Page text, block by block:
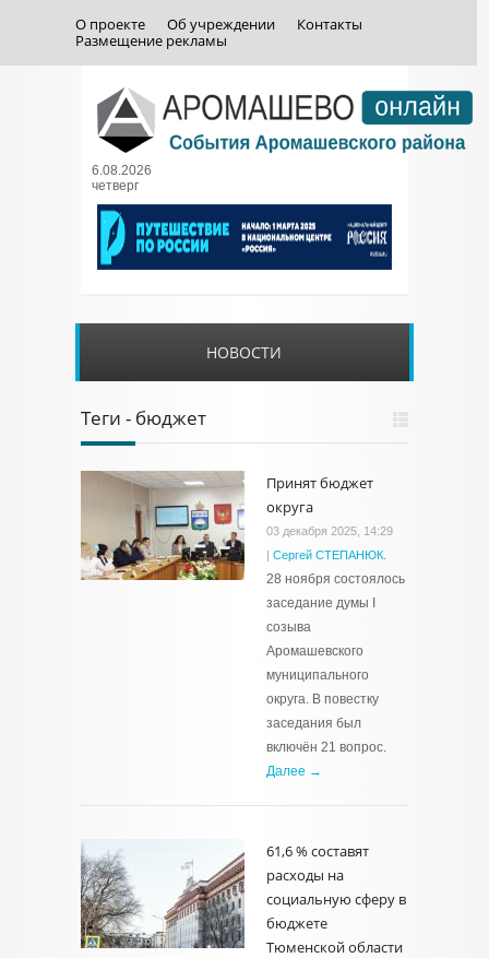
О проекте Об учреждении
Контакты
Размещение рекламы
6.08.2026
четверг
НОВОСТИ
Теги - бюджет
Принят бюджет
округа
03 декабря 2025, 14:29
| Сергей СТЕПАНЮК.
28 ноября состоялось
заседание думы I
созыва
Аромашевского
муниципального
округа. В повестку
заседания был
включён 21 вопрос.
Далее →
61,6 % составят
расходы на
социальную сферу в
бюджете
Тюменской области